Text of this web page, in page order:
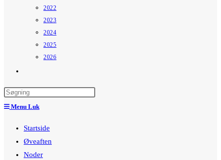
2022
2023
2024
2025
2026
website
search
Menu Luk
Startside
Øveaften
Noder